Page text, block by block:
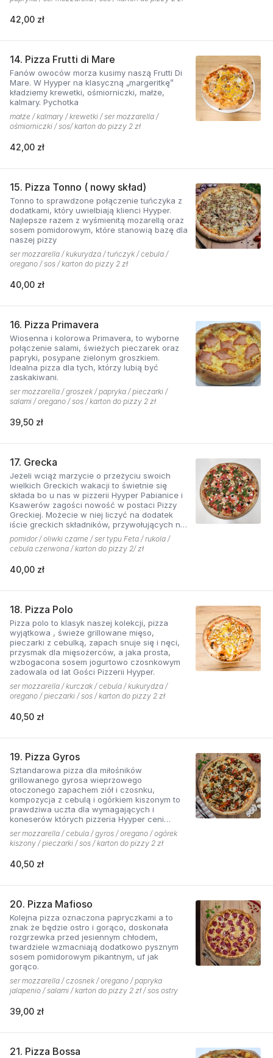
42,00 zł
14. Pizza Frutti di Mare
Fanów owoców morza kusimy naszą Frutti Di
Mare. W Hyyper na klasyczną „margeritkę”
kładziemy krewetki, ośmiorniczki, małże,
kalmary. Pychotka
małże / kalmary / krewetki / ser mozzarella /
ośmiorniczki / sos/ karton do pizzy 2 zł
42,00 zł
15. Pizza Tonno ( nowy skład)
Tonno to sprawdzone połączenie tuńczyka z
dodatkami, który uwielbiają klienci Hyyper.
Najlepsze razem z wyśmienitą mozarellą oraz
sosem pomidorowym, które stanowią bazę dla
naszej pizzy
ser mozzarella / kukurydza / tuńczyk / cebula /
oregano / sos / karton do pizzy 2 zł
40,00 zł
16. Pizza Primavera
Wiosenna i kolorowa Primavera, to wyborne
połączenie salami, świeżych pieczarek oraz
papryki, posypane zielonym groszkiem.
Idealna pizza dla tych, którzy lubią być
zaskakiwani.
ser mozzarella / groszek / papryka / pieczarki /
salami / oregano / sos / karton do pizzy 2 zł
39,50 zł
17. Grecka
Jeżeli wciąż marzycie o przeżyciu swoich
wielkich Greckich wakacji to świetnie się
składa bo u nas w pizzerii Hyyper Pabianice i
Ksawerów zagości nowość w postaci Pizzy
Greckiej. Możecie w niej liczyć na dodatek
iście greckich składników, przywołujących na
myśl piaszczyste plaże i ciepły klimat - ser
typu feta, którego oryginalny smak doskonale
współgra z przypieczoną czerwoną cebulką,
wyjątkowo greckiego charakteru. Jest to pizza
nie boją się poznawać nowych połączeń.
pomidor / oliwki czarne / ser typu Feta / rukola /
cebula czerwona / karton do pizzy 2/ zł
40,00 zł
18. Pizza Polo
Pizza polo to klasyk naszej kolekcji, pizza
wyjątkowa , świeże grillowane mięso,
pieczarki z cebulką, zapach snuje się i nęci,
przysmak dla mięsożerców, a jaka prosta,
wzbogacona sosem jogurtowo czosnkowym
zadowala od lat Gości Pizzerii Hyyper.
ser mozzarella / kurczak / cebula / kukurydza /
oregano / pieczarki / sos / karton do pizzy 2 zł
40,50 zł
19. Pizza Gyros
Sztandarowa pizza dla miłośników
grillowanego gyrosa wieprzowego
otoczonego zapachem ziół i czosnku,
kompozycja z cebulą i ogórkiem kiszonym to
prawdziwa uczta dla wymagających i
koneserów których pizzeria Hyyper ceni
najbardziej. . Chodzą słuchy, że gyros Hyyper
jest najlepszy w mieście
ser mozzarella / cebula / gyros / oregano / ogórek
kiszony / pieczarki / sos / karton do pizzy 2 zł
40,50 zł
20. Pizza Mafioso
Kolejna pizza oznaczona papryczkami a to
znak że będzie ostro i gorąco, doskonała
rozgrzewka przed jesiennym chłodem,
twardziele wzmacniają dodatkowo pysznym
sosem pomidorowym pikantnym, uf jak
gorąco.
ser mozzarella / czosnek / oregano / papryka
jalapenio / salami / karton do pizzy 2 zł / sos ostry
39,00 zł
21. Pizza Bossa